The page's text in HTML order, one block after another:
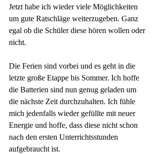
Jetzt habe ich wieder viele Möglichkeiten
um gute Ratschläge weiterzugeben. Ganz
egal ob die Schüler diese hören wollen oder
nicht.
Die Ferien sind vorbei und es geht in die
letzte große Etappe bis Sommer. Ich hoffe
die Batterien sind nun genug geladen um
die nächste Zeit durchzuhalten. Ich fühle
mich jedenfalls wieder gefüllte mit neuer
Energie und hoffe, dass diese nicht schon
nach den ersten Unterrichtsstunden
aufgebraucht ist.